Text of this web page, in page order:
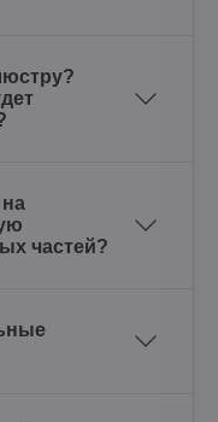
частей?